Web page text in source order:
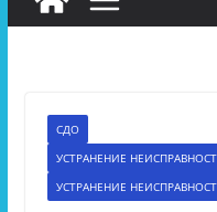
СДО
УСТРАНЕНИЕ
УСТРАНЕНИЕ